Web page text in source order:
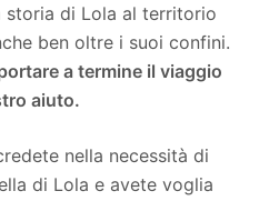
storia di Lola al territorio
ben oltre i suoi confini.
a termine il viaggio
aiuto.
nella necessità di
di Lola e avete voglia